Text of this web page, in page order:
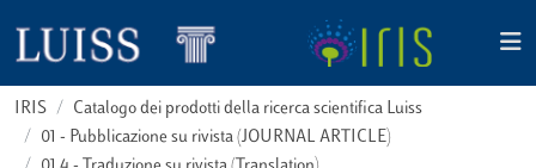
IRIS
Catalogo dei prodotti della ricerca scientifica Luiss
01 - Pubblicazione su rivista (JOURNAL ARTICLE)